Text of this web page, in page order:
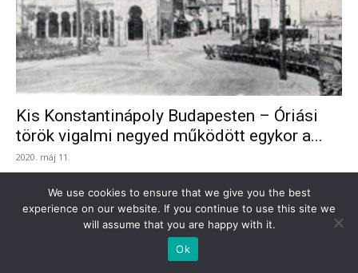
Kis Konstantinápoly Budapesten – Óriási
török vigalmi negyed működött egykor a...
2020. máj 11.
EZEN A NAPON TÖRTÉNT TÖRÖKORSZÁGBAN
We use cookies to ensure that we give you the best
experience on our website. If you continue to use this site we
will assume that you are happy with it.
Ok